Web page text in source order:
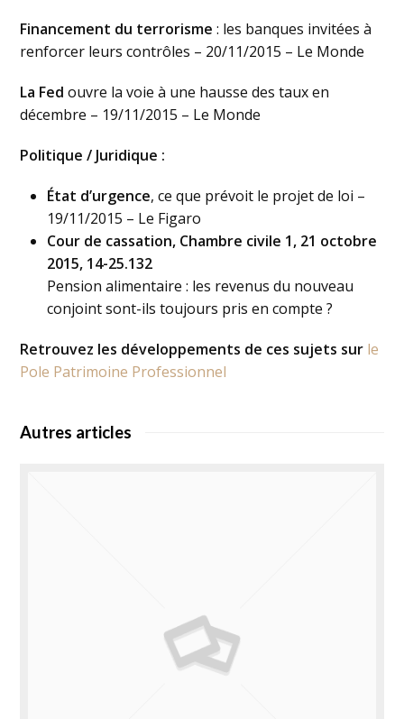
Financement du terrorisme : les banques invitées à
renforcer leurs contrôles – 20/11/2015 – Le Monde
La Fed ouvre la voie à une hausse des taux en
décembre – 19/11/2015 – Le Monde
Politique / Juridique :
État d’urgence, ce que prévoit le projet de loi –
19/11/2015 – Le Figaro
Cour de cassation, Chambre civile 1, 21 octobre
2015, 14-25.132
Pension alimentaire : les revenus du nouveau
conjoint sont-ils toujours pris en compte ?
Retrouvez les développements de ces sujets sur le
Pole Patrimoine Professionnel
Autres articles